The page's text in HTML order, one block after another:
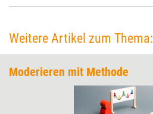
Weitere Artikel zum Thema:
Moderieren mit Methode